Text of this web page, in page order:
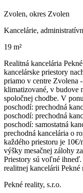
Zvolen, okres Zvolen
Kancelárie,
19 m²
Realitná kancelária
kancelárske priestory
priamo v centre Zvolena
klimatizované, v budove
spoločnej chodbe. V
poschodí: prechodná
poschodí: prechodná
poschodí: samostatná
prechodná kancelária o
každého priestoru je
výšky mesačnej zálohy
Priestory sú voľné
realitnej kancelárii Pekné
Pekné reality, s.r.o.